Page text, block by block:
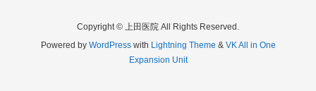
Copyright © 上田医院 All Rights Reserved.
Powered by WordPresswith Lightning Theme & VK All in One
Expansion Unit